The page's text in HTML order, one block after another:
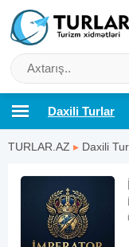
Daxili Turlar
TURLAR.AZ ▸ Daxili